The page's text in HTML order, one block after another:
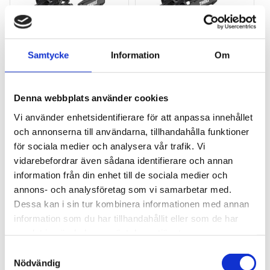
Samtycke Information Om
Denna webbplats använder cookies
Vi använder enhetsidentifierare för att anpassa innehållet
och annonserna till användarna, tillhandahålla funktioner
för sociala medier och analysera vår trafik. Vi
vidarebefordrar även sådana identifierare och annan
information från din enhet till de sociala medier och
annons- och analysföretag som vi samarbetar med.
Dessa kan i sin tur kombinera informationen med annan
information som du har tillhandahållit eller som de har
Nödvändig
Kompakt och
kostnadseffektiv
cykelhållare monterad på
dragkrok för 3 cyklar,
designad för daglig
användning och enkel
förvaring
6 895kr
7 595kr
Kompakt och
kostnadseffektiv
dragkroksmonterad
cykelhållare för 1 cykel,
designad för daglig
användning och enkel
förvaring
5 495kr
6 295kr
Lägg till i favoriter Lägg